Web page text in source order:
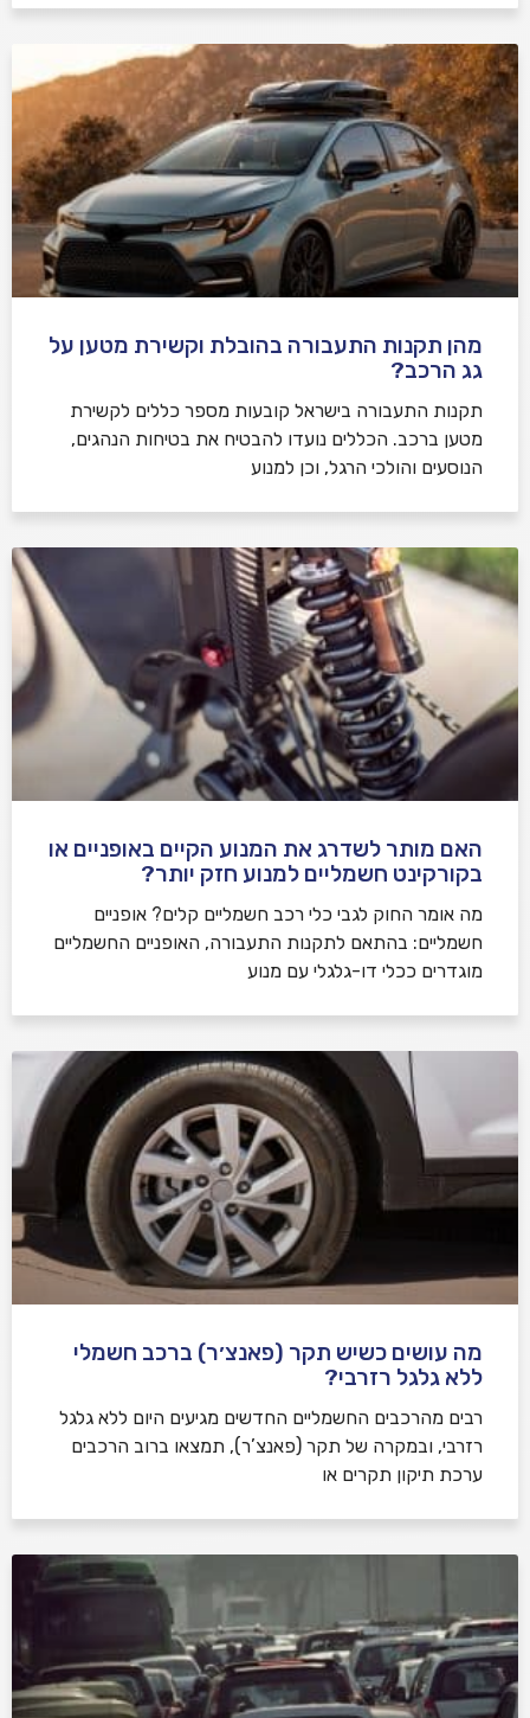
מהן תקנות התעבורה בהובלת וקשירת מטען על
גג הרכב?
תקנות התעבורה בישראל קובעות מספר כללים לקשירת
מטען ברכב. הכללים נועדו להבטיח את בטיחות הנהגים,
הנוסעים והולכי הרגל, וכן למנוע
האם מותר לשדרג את המנוע הקיים באופניים או
בקורקינט חשמליים למנוע חזק יותר?
מה אומר החוק לגבי כלי רכב חשמליים קלים? אופניים
חשמליים: בהתאם לתקנות התעבורה, האופניים החשמליים
מוגדרים ככלי דו-גלגלי עם מנוע
מה עושים כשיש תקר (פאנצ׳ר) ברכב חשמלי
ללא גלגל רזרבי?
רבים מהרכבים החשמליים החדשים מגיעים היום ללא גלגל
רזרבי, ובמקרה של תקר (פאנצ’ר), תמצאו ברוב הרכבים
ערכת תיקון תקרים או